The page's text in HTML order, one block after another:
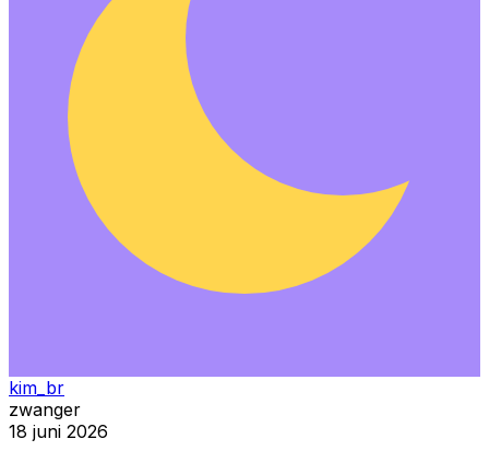
kim_br
zwanger
18 juni 2026